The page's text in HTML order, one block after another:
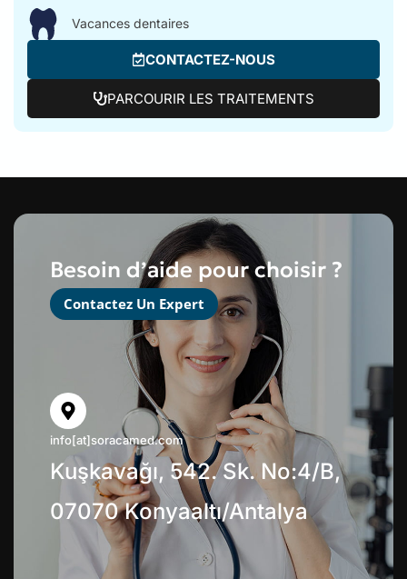
Vacances dentaires
CONTACTEZ-NOUS
PARCOURIR LES TRAITEMENTS
Besoin d’aide pour choisir ?
Contactez Un Expert
info[at]soracamed.com
Kuşkavağı, 542. Sk. No:4/B,
07070 Konyaaltı/Antalya